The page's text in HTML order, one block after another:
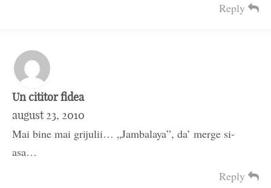
Reply
Un cititor fidea
august 23, 2010
Mai bine mai grijulii… „Jambalaya”, da’ merge si-
asa…
Reply